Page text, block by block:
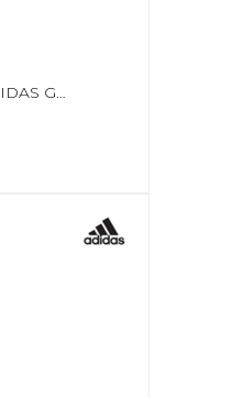
BUTY DAMSKIE ADIDAS GALAXY 7 RUNNING ID8773